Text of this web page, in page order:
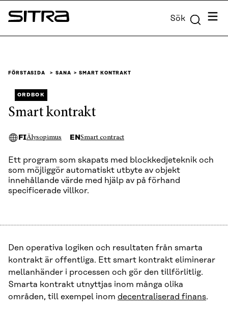
Skip to
content
Sitra Sök Meny
FÖRSTASIDA SANA SMART KONTRAKT
ORDBOK
Smart kontrakt
FIÄlysopimus EN Smart contract
Ett program som skapats med blockkedjeteknik och
som möjliggör automatiskt utbyte av objekt
innehållande värde med hjälp av på förhand
specificerade villkor.
Den operativa logiken och resultaten från smarta
kontrakt är offentliga. Ett smart kontrakt eliminerar
mellanhänder i processen och gör den tillförlitlig.
Smarta kontrakt utnyttjas inom många olika
områden, till exempel inom decentraliserad finans.